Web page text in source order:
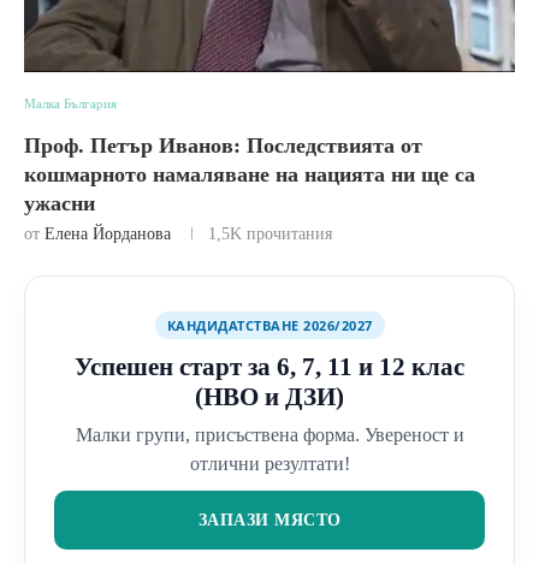
Малка България
Проф. Петър Иванов: Последствията от
кошмарното намаляване на нацията ни ще са
ужасни
от Елена Йорданова 1,5K прочитания
КАНДИДАТСТВАНЕ 2026/2027
Успешен старт за 6, 7, 11 и 12 клас
(НВО и ДЗИ)
Малки групи, присъствена форма. Увереност и
отлични резултати!
ЗАПАЗИ МЯСТО